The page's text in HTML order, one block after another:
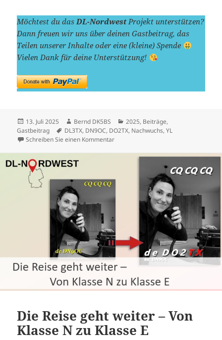
Möchtest du dasDL-NordwestProjekt unterstützen?
Dann freuen wir uns über deinen Gastbeitrag, das
Teilen unserer Inhalte oder eine (kleine) Spende
Vielen Dank für deine Unterstützung!
Veröffentlicht
am
13. Juli 2025 Autor
Bernd DK5BS Kategorien
2025, Beiträge,
Gastbeitrag
Schlagwörter
DL3TX, DN9OC, DO2TX, Nachwuchs,YL
Schreiben Sie einen Kommentarzu Das große Finale – Von Klasse E zu
Die Reise geht weiter – Von
Klasse N zu Klasse E